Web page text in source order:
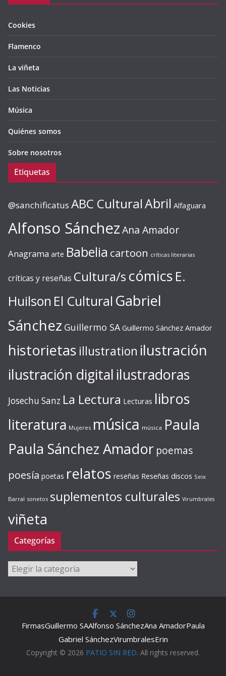
Cookies
Flamenco
La viñeta
Las Noticias
Música
Quiénes somos
Sobre nosotros
Etiquetas
@sanchificatus ABC CulturalAbril Alfaguara
Alfonso SánchezAna Amador
Anagrama arte Babelia cartoon críticas literarias
críticas y reseñas Cultura/s cómics E.
Huilson El Cultural Gabriel
Sánchez Guillermo SA Guillermo Sánchez Amador
historietas illustration ilustración
ilustración digital ilustradoras
Josechu Sanz La Lectura Lecturas libros
literatura Mujeres música música Paula
Paula Sánchez Amador poemas
poesía poetas relatos reseñas Reseñas discos Seix
Barral sonetos suplementos culturales Virumbrales
viñeta
Categorías
Categorías
FirmasGuillermo SAAlfonso SánchezAna AmadorPaula
Gabriel SánchezVirumbralesErin
Copyright © 2026 PATIO SIN RED. All rights reserved.